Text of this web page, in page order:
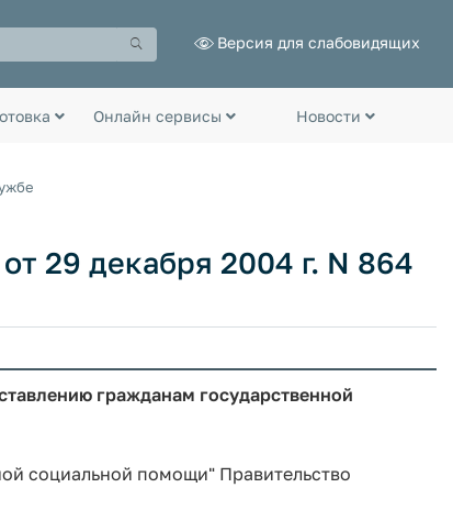
Версия для слабовидящих
Онлайн сервисы Новости
29 декабря 2004 г. N 864
гражданам государственной
социальной помощи" Правительство